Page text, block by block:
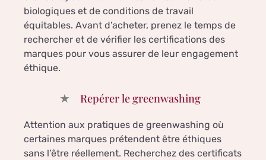
biologiques et de conditions de travail
équitables. Avant d’acheter, prenez le temps de
rechercher et de vérifier les certifications des
marques pour vous assurer de leur engagement
éthique.
Repérer le greenwashing
Attention aux pratiques de greenwashing où
certaines marques prétendent être éthiques
sans l’être réellement. Recherchez des certificats